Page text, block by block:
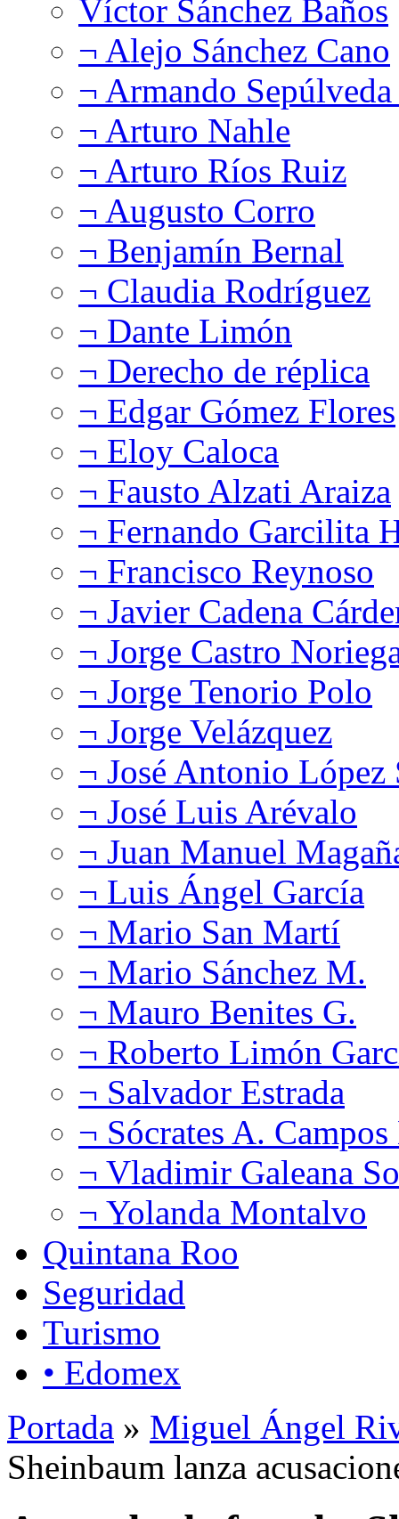
Víctor Sánchez Baños
¬ Alejo Sánchez Cano
¬ Armando
¬ Arturo Nahle
¬ Arturo Ríos Ruiz
¬ Augusto Corro
¬ Benjamín Bernal
¬ Claudia Rodríguez
¬ Dante Limón
¬ Derecho de réplica
¬ Edgar Gómez Flores
¬ Eloy Caloca
¬ Fausto Alzati Araiza
¬ Fernando Garcilita
¬ Francisco Reynoso
¬ Javier Cadena
¬ Jorge Castro
¬ Jorge Tenorio Polo
¬ Jorge Velázquez
¬ José Antonio López
¬ José Luis Arévalo
¬ Juan Manuel
¬ Luis Ángel García
¬ Mario San Martí
¬ Mario Sánchez M.
¬ Mauro Benites G.
¬ Roberto Limón
¬ Salvador Estrada
¬ Sócrates A.
¬ Vladimir Galeana
¬ Yolanda Montalvo
Quintana Roo
Seguridad
Turismo
• Edomex
Portada » Miguel Ángel
Sheinbaum lanza